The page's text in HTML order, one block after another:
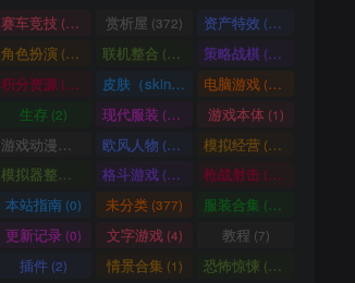
赛车竞技 (36) 赏析屋 (372) 资产特效 (224)
角色扮演 (207) 联机整合 (34) 策略战棋 (71)
积分资源 (3246) 皮肤（skin） (1)电脑游戏 (1003)
生存(2) 现代服装 (929) 游戏本体(1)
(466)
欧风人物 (62) 模拟经营 (57)
模拟器整合 格斗游戏 (25) 枪战射击 (105)
本站指南(0) 未分类 (377) 服装合集 (20)
更新记录(0) 文字游戏(4) 教程 (7)
插件(2) 情景合集 (1) 恐怖惊悚 (64)